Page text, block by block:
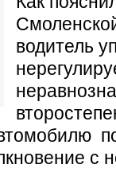
водитель
с